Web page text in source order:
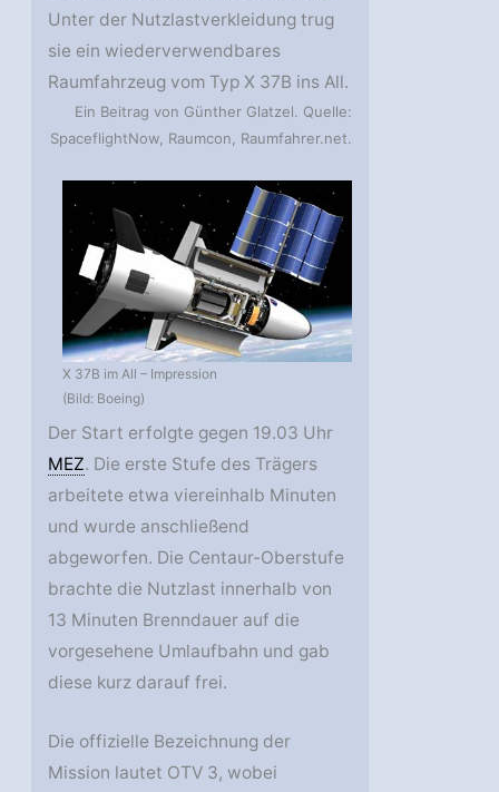
Unter der Nutzlastverkleidung trug
sie ein wiederverwendbares
Raumfahrzeug vom Typ X 37B ins All.
Ein Beitrag von Günther Glatzel. Quelle:
SpaceflightNow, Raumcon, Raumfahrer.net.
X 37B im All – Impression
(Bild: Boeing)
Der Start erfolgte gegen 19.03 Uhr
MEZ. Die erste Stufe des Trägers
arbeitete etwa viereinhalb Minuten
und wurde anschließend
abgeworfen. Die Centaur-Oberstufe
brachte die Nutzlast innerhalb von
13 Minuten Brenndauer auf die
vorgesehene Umlaufbahn und gab
diese kurz darauf frei.
Die offizielle Bezeichnung der
Mission lautet OTV 3, wobei